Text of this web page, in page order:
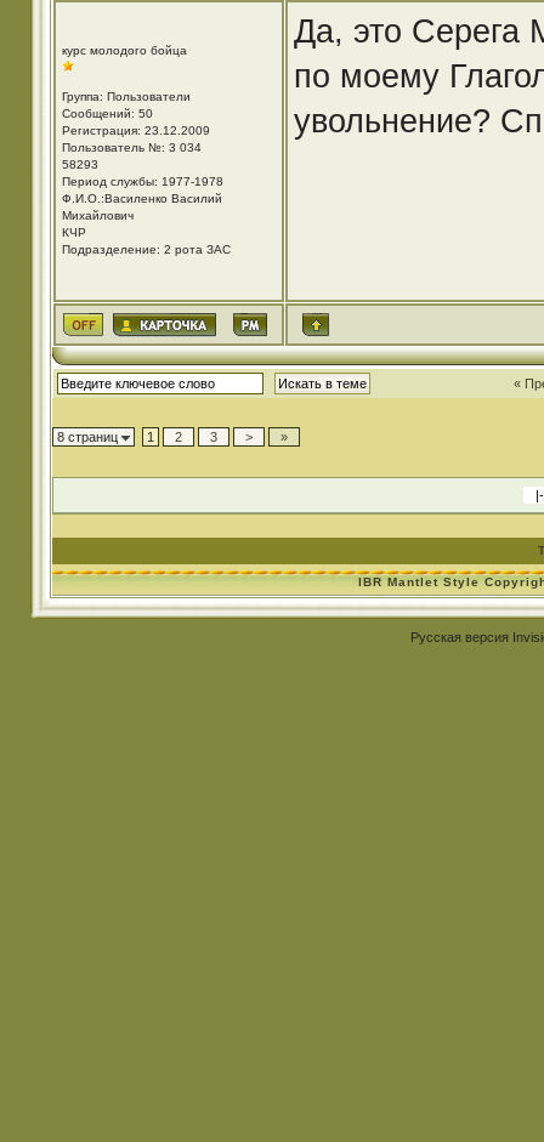
курс молодого бойца
Группа: Пользователи
Сообщений: 50
Регистрация: 23.12.2009
Пользователь №: 3 034
58293
Период службы: 1977-1978
Ф.И.О.:Василенко Василий
Михайлович
КЧР
Подразделение: 2 рота ЗАС
Да, это Серега
по моему
увольнение?
«
8 страниц 1 2 3 > »
IBR Mantlet Style
Русская версия